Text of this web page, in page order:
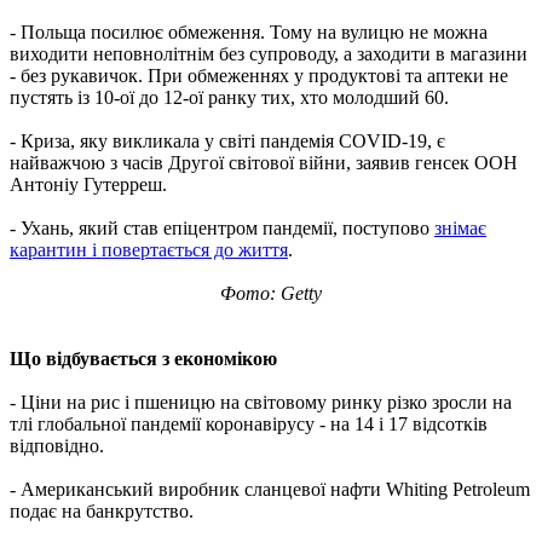
- Польща посилює обмеження. Тому на вулицю не можна
виходити неповнолітнім без супроводу, а заходити в магазини
- без рукавичок. При обмеженнях у продуктові та аптеки не
пустять із 10-ої до 12-ої ранку тих, хто молодший 60.
- Криза, яку викликала у світі пандемія COVID-19, є
найважчою з часів Другої світової війни, заявив генсек ООН
Антоніу Гутерреш.
- Ухань, який став епіцентром пандемії, поступово знімає
карантин і повертається до життя.
Фото: Getty
Що відбувається з економікою
- Ціни на рис і пшеницю на світовому ринку різко зросли на
тлі глобальної пандемії коронавірусу - на 14 і 17 відсотків
відповідно.
- Американський виробник сланцевої нафти Whiting Petroleum
подає на банкрутство.